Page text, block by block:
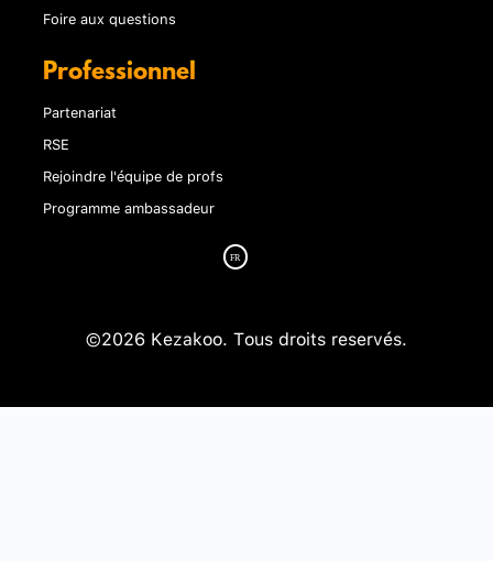
Foire aux questions
Professionnel
Partenariat
RSE
Rejoindre l'équipe de profs
Programme ambassadeur
©2026 Kezakoo. Tous droits reservés.